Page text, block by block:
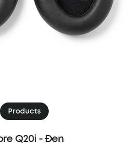
Products
Q20i - Đen